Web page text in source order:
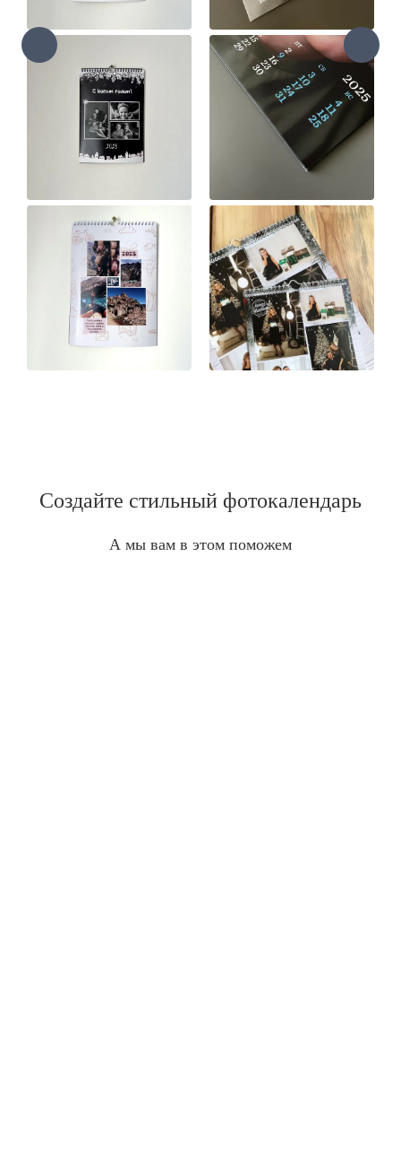
Создайте стильный фотокалендарь
А мы вам в этом поможем